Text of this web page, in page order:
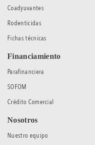
Coadyuvantes
Rodenticidas
Fichas técnicas
Financiamiento
Parafinanciera
SOFOM
Crédito Comercial
Nosotros
Nuestro equipo